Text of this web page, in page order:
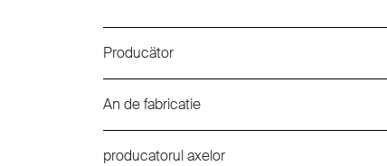
Producätor
An de fabricatie
producatorul axelor